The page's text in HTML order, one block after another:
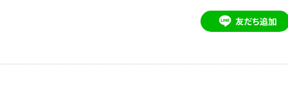
友だち追加